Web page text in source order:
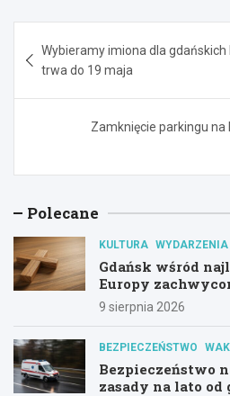
wpisu
Wybieramy imiona dla gdańskich
trwa do 19 maja
Zamknięcie parkingu na
Polecane
KULTURA WYDARZENIA
Gdańsk wśród
Europy
kościoła św.
9 sierpnia 2026
BEZPIECZEŃSTWO
Bezpieczeństwo
zasady na lato